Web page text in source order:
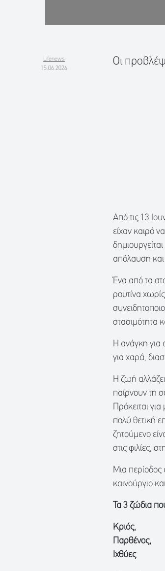
Lifenews
15.06.2026
Οι
Από τις 13
είχαν καιρό
απόλαυση και
Ένα από τα
ρουτίνα
στασιμότητα
Η ανάγκη για
για χαρά,
Η ζωή
παίρνουν τη
Πρόκειται
πολύ θετική
ζητούμενο
στις φιλίες,
Μια
καινούργιο
Τα 3 ζώδια
Κριός,
Παρθένος,
Ιχθύες